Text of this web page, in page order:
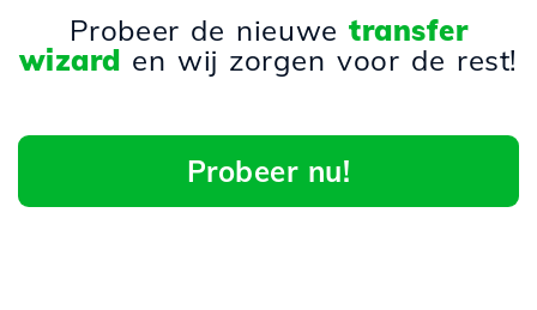
Probeer de nieuwetransfer
wizard en wij zorgen voor de rest!
Probeer nu!